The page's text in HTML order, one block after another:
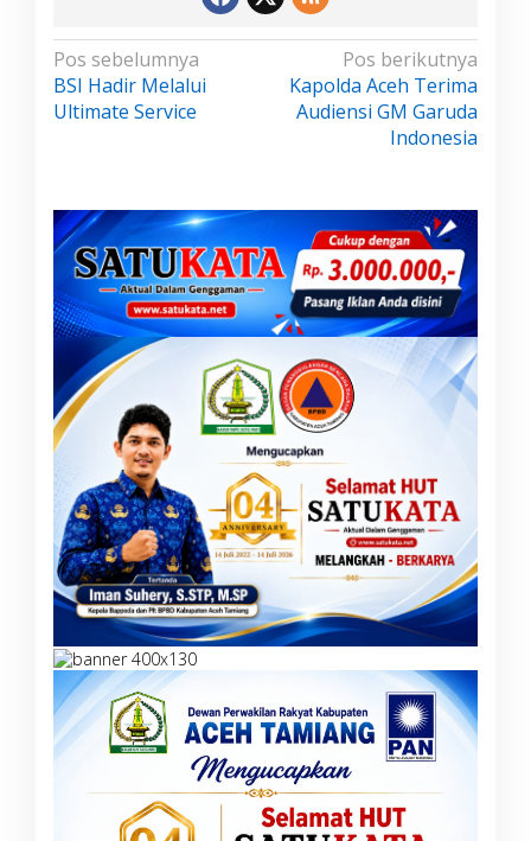
N
a
v
a
s
p
o
Pos sebelumnya
BSI Hadir Melalui
Ultimate Service
Pos berikutnya
Kapolda Aceh Terima
Audiensi GM Garuda
Indonesia